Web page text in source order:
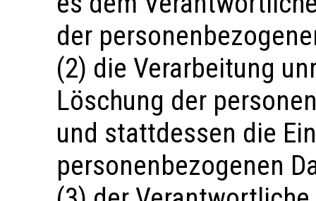
der
(2) die Verarbeitung
Löschung der
und stattdessen die
personenbezogenen